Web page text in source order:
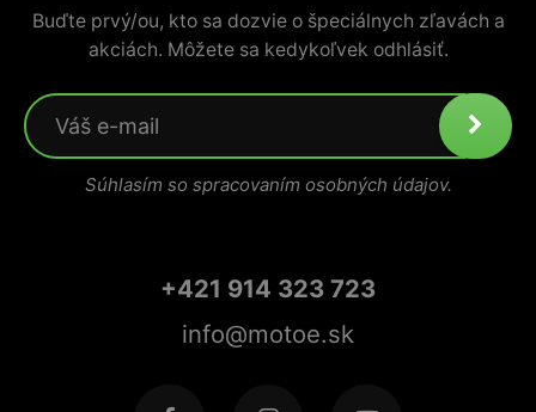
Buďte prvý/ou, kto sa dozvie o špeciálnych zľavách a
akciách. Môžete sa kedykoľvek odhlásiť.
Súhlasím so spracovaním osobných údajov.
+421 914 323 723
info@motoe.sk